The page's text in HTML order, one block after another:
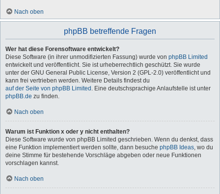
Nach oben
phpBB betreffende Fragen
Wer hat diese Forensoftware entwickelt?
Diese Software (in ihrer unmodifizierten Fassung) wurde von phpBB Limited
entwickelt und veröffentlicht. Sie ist urheberrechtlich geschützt. Sie wurde
unter der GNU General Public License, Version 2 (GPL-2.0) veröffentlicht und
kann frei vertrieben werden. Weitere Details findest du
auf der Seite von phpBB Limited . Eine deutschsprachige Anlaufstelle ist unter
phpBB.de zu finden.
Nach oben
Warum ist Funktion x oder y nicht enthalten?
Diese Software wurde von phpBB Limited geschrieben. Wenn du denkst, dass
eine Funktion implementiert werden sollte, dann besuche phpBB Ideas, wo du
deine Stimme für bestehende Vorschläge abgeben oder neue Funktionen
vorschlagen kannst.
Nach oben